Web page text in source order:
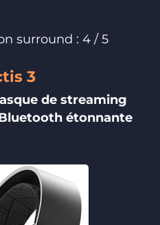
surround : 4 / 5
3
de streaming
étonnante